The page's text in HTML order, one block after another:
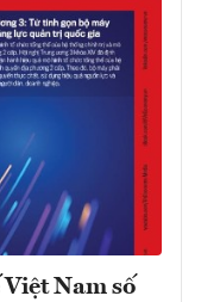
Nam số